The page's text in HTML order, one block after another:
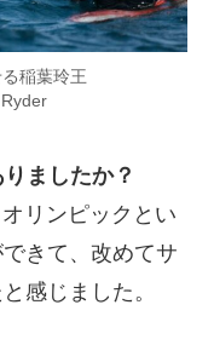
稲葉玲王
ましたか？
リンピックとい
きて、改めてサ
感じました。